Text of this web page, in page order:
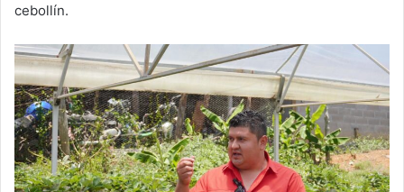
cebollín.